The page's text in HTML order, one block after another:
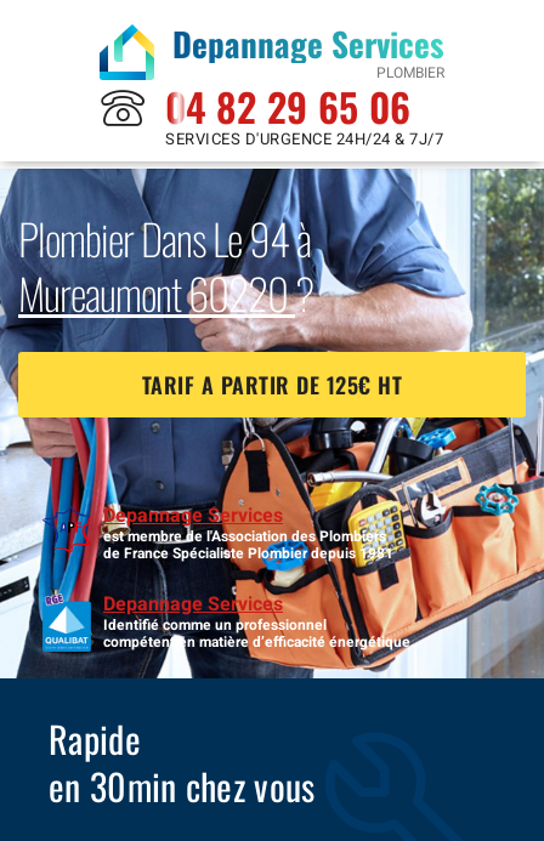
Depannage Services
PLOMBIER
04 82 29 65 06
SERVICES D'URGENCE 24H/24 & 7J/7
Plombier Dans Le 94 à
Mureaumont 60220?
TARIF A PARTIR DE 125€ HT
Depannage Services
est membre de l'Association des Plombiers
de France Spécialiste Plombier depuis 1981
Depannage Services
Identifié comme un professionnel
compétent en matière d’efficacité énergétique.
Rapide
en 30min chez vous